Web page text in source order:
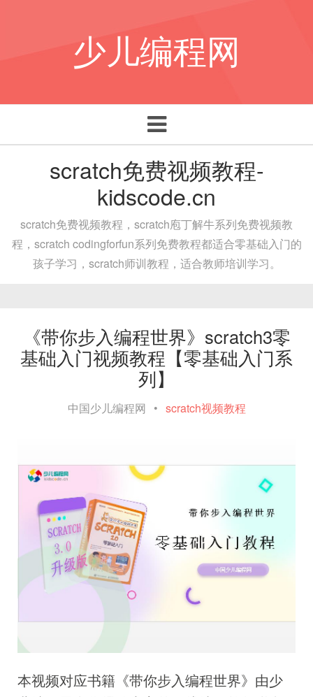
少儿编程网
Toggle navigation
scratch免费视频教程-
kidscode.cn
scratch免费视频教程，scratch庖丁解牛系列免费视频教
程，scratch codingforfun系列免费教程都适合零基础入门的
孩子学习，scratch师训教程，适合教师培训学习。
《带你步入编程世界》scratch3零
基础入门视频教程【零基础入门系
列】
中国少儿编程网 • scratch视频教程
本视频对应书籍《带你步入编程世界》由少